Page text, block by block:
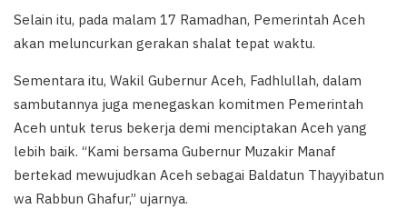
Selain itu, pada malam 17 Ramadhan, Pemerintah Aceh
akan meluncurkan gerakan shalat tepat waktu.
Sementara itu, Wakil Gubernur Aceh, Fadhlullah, dalam
sambutannya juga menegaskan komitmen Pemerintah
Aceh untuk terus bekerja demi menciptakan Aceh yang
lebih baik. “Kami bersama Gubernur Muzakir Manaf
bertekad mewujudkan Aceh sebagai Baldatun Thayyibatun
wa Rabbun Ghafur,” ujarnya.